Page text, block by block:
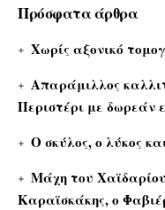
Πρόσφατα άρθρα
Χωρίς αξονικό
Απαράμιλλος
Περιστέρι με δωρεάν
Ο σκύλος, ο λύκος
Μάχη του
Καραϊσκάκης, ο